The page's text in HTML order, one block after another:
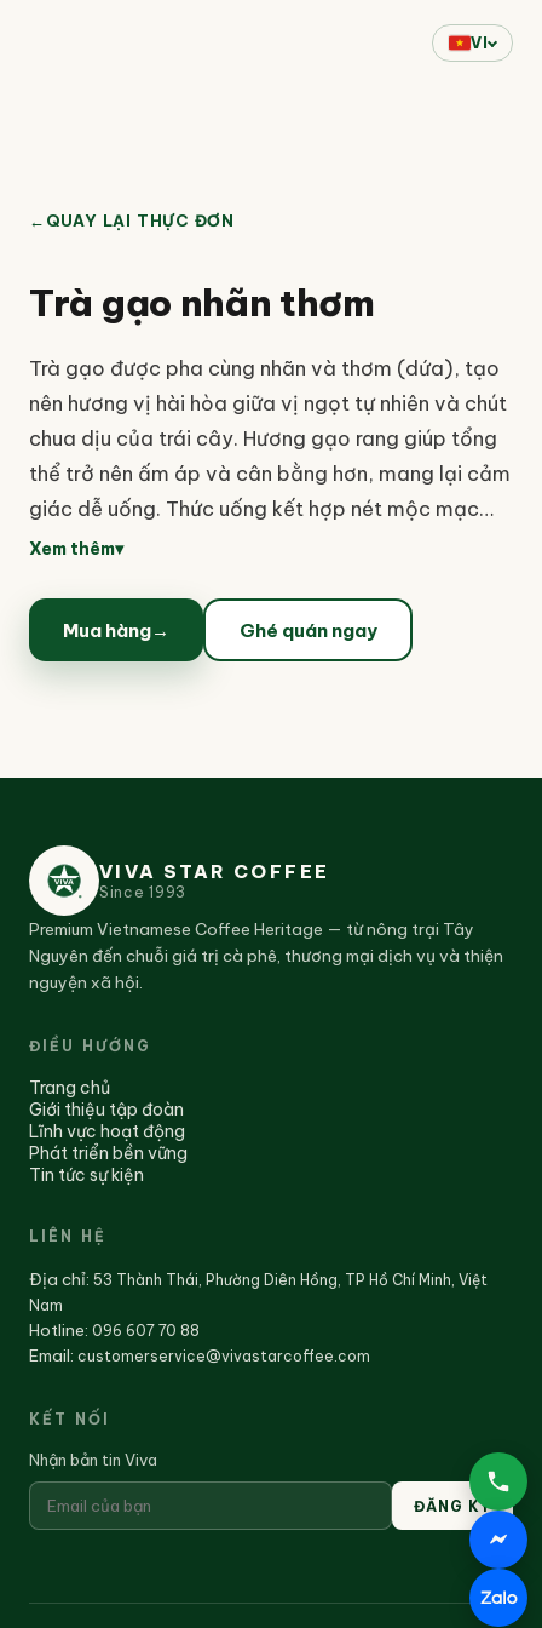
VI
← QUAY LẠI THỰC ĐƠN
Trà gạo nhãn thơm
Trà gạo được pha cùng nhãn và thơm (dứa), tạo
nên hương vị hài hòa giữa vị ngọt tự nhiên và chút
chua dịu của trái cây. Hương gạo rang giúp tổng
thể trở nên ấm áp và cân bằng hơn, mang lại cảm
giác dễ uống. Thức uống kết hợp nét mộc mạc
của trà cùng sự tươi mới của trái cây, thích hợp
Xem thêm▾
Mua hàng→ Ghé quán ngay
VIVA STAR COFFEE
Since1993
Premium Vietnamese Coffee Heritage — từ nông trại Tây
Nguyên đến chuỗi giá trị cà phê, thương mại dịch vụ và thiện
nguyện xã hội.
ĐIỀU HƯỚNG
Trang chủ
Giới thiệu tập đoàn
Lĩnh vực hoạt động
Phát triển bền vững
Tin tức sự kiện
LIÊN HỆ
Địa chỉ: 53 Thành Thái, Phường Diên Hồng, TP Hồ Chí Minh, Việt
Nam
Hotline: 096 607 70 88
Email: customerservice@vivastarcoffee.com
KẾT NỐI
Nhận bản tin Viva
ĐĂNG KÝ